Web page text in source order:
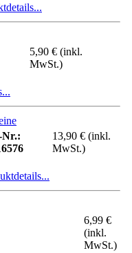
5,90 € (inkl.
MwSt.)
13,90 € (inkl.
MwSt.)
6,99 €
(inkl.
MwSt.)